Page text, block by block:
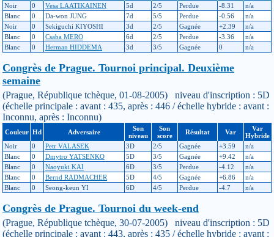
Noir
0 Vesa LAATIKAINEN 5d 2/5 Perdue -8.31
n/a
Blanc
0 Da-won JUNG 7d 5/5 Perdue -0.56
n/a
Noir
0 Sekiguchi KIYOSHI 3d 2/5 Gagnée +2.39
n/a
Blanc
0 Csaba MERO 6d 2/5 Perdue -3.36
n/a
Blanc
0 Herman HIDDEMA 3d 3/5 Gagnée 0 n/a
Congrès de Prague. Tournoi principal. Deuxième
semaine
(Prague, République tchèque, 01-08-2005) niveau d'inscription : 5D
(échelle principale : avant : 435, après : 446 / échelle hybride : avant :
Inconnu, après : Inconnu)
Couleur Hd Adversaire
Son
niveau
Son
score
Résultat Var
Var
Hybride
Noir
0 Petr VALASEK 3D 2/5 Gagnée +3.59
n/a
Blanc
0 Dmytro YATSENKO 5D 3/5 Gagnée +9.42
n/a
Blanc
0 Naoyuki KAI 6D 3/5 Perdue -4.12
n/a
Blanc
0 Bernd RADMACHER 5D 4/5 Gagnée +6.86
n/a
Blanc
0 Seong-keun YI 6D 4/5 Perdue -4.7 n/a
Congrès de Prague. Tournoi du week-end
(Prague, République tchèque, 30-07-2005) niveau d'inscription : 5D
(échelle principale : avant : 443, après : 435 / échelle hybride : avant :